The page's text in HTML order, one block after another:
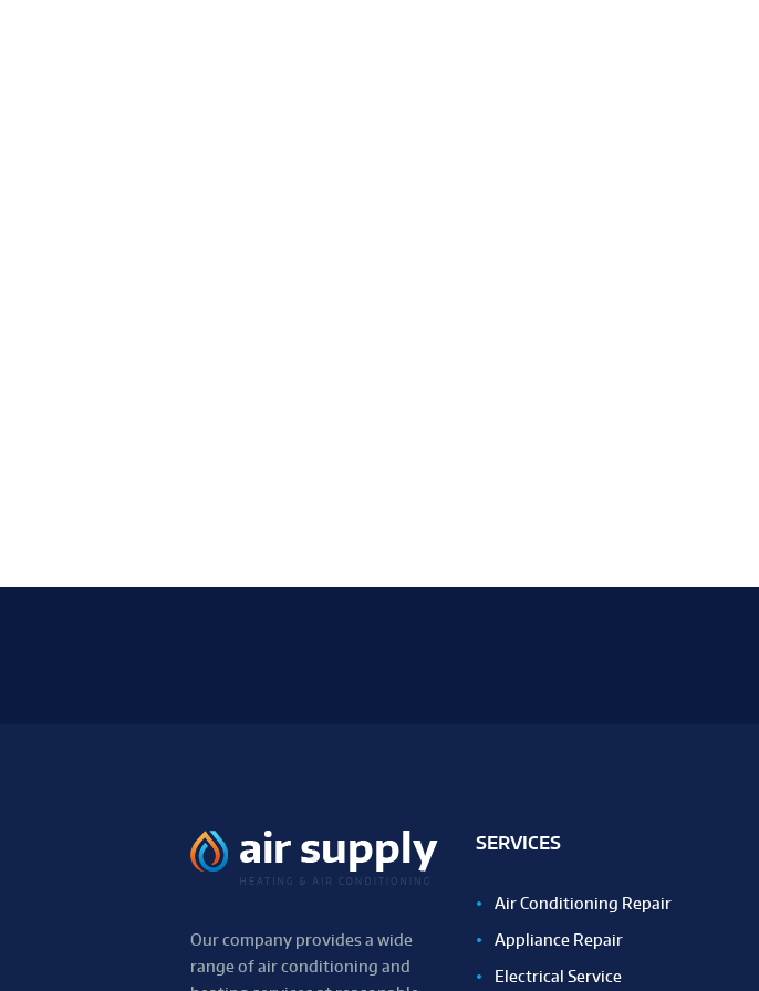
Our company provides a wide
range of air conditioning and
SERVICES
Air Conditioning Repair
Appliance Repair
Electrical Service